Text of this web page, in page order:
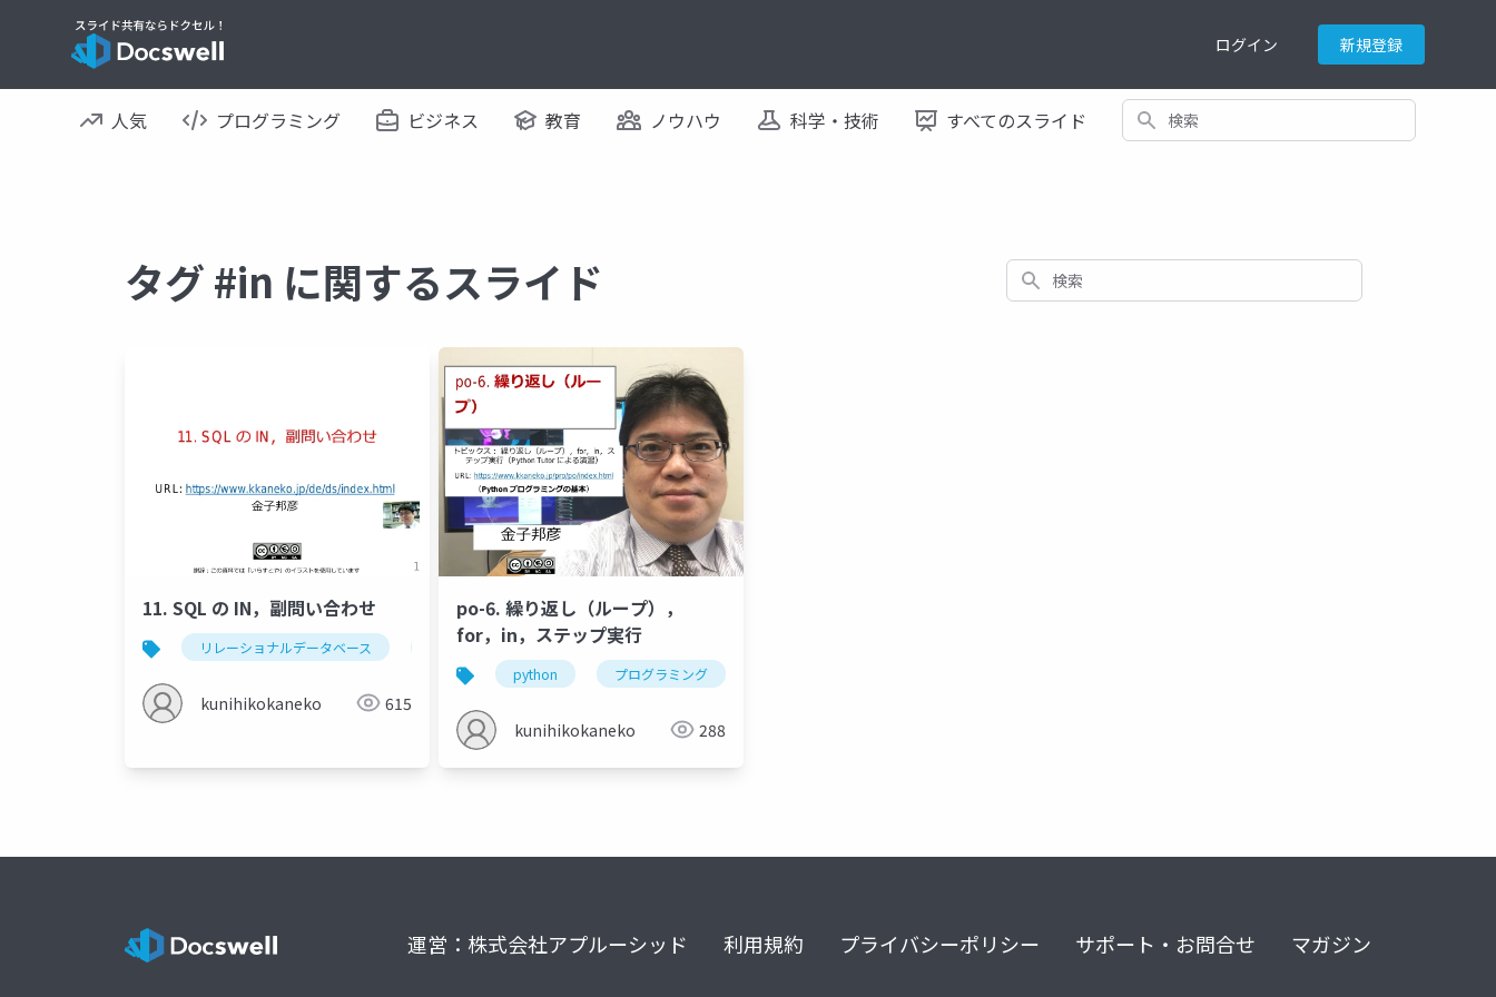
ログイン 新規登録
人気 プログラミング ビジネス 教育 ノウハウ 科学・技術 すべてのスライド 検索
タグ #in に関するスライド 検索
11. SQL の IN，副問い合わせ
リレーショナルデータベース in 副問い合わせ
kunihikokaneko 615
po-6. 繰り返し（ループ），
for，in，ステップ実行
python プログラミング
kunihikokaneko 288
運営：株式会社アプルーシッド 利用規約 プライバシーポリシー サポート・お問合せ マガジン